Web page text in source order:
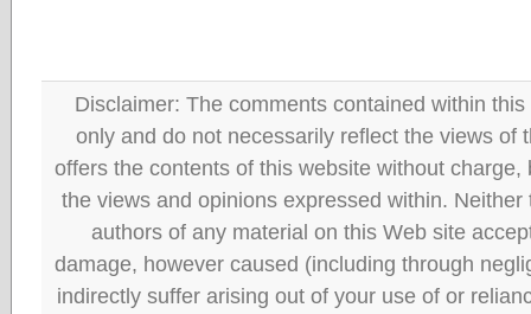
Disclaimer: The comments contained within
only and do not necessarily reflect the views of
offers the contents of this website without
the views and opinions expressed within.
authors of any material on this Web site
damage, however caused (including through
indirectly suffer arising out of your use of or